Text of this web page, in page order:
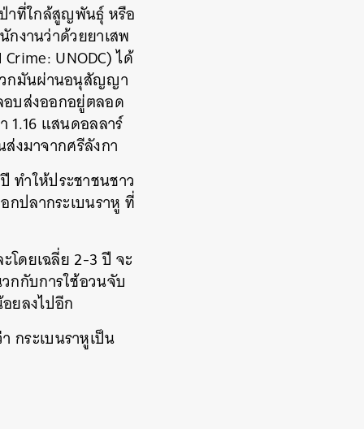
าที่ใกล้สูญพันธุ์ หรือ
งานว่าด้วยยาเสพ
UNODC) ได้
วกมันผ่านอนุสัญญา
บส่งออกอยู่ตลอด
1.16 แสนดอลลาร์
งมาจากศรีลังกา
ทำให้ประชาชนชาว
กปลากระเบนราหู ที่
โดยเฉลี่ย 2-3 ปี จะ
กกับการใช้อวนจับ
ยลงไปอีก
กระเบนราหูเป็น